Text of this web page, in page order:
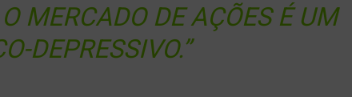
MERCADO DE AÇÕES É UM
DEPRESSIVO.”